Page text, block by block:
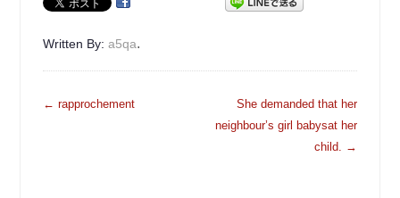
Written By:a5qa.
投
← rapprochement
She demanded that her
neighbour’s girl babysat her
child. →